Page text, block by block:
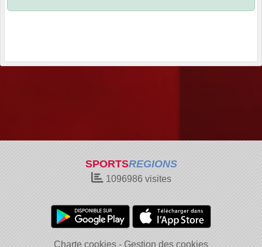
SPORTSREGIONS
1096986 visites
Charte cookies Gestion des cookies